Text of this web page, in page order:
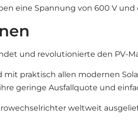
eine Spannung von 600 V
und revolutionierte den PV-
praktisch allen modernen
geringe Ausfallquote und
weltweit